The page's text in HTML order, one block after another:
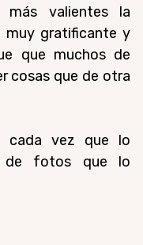
valientes la
muy gratificante y
que muchos de
cosas que de otra
cada vez que lo
de fotos que lo